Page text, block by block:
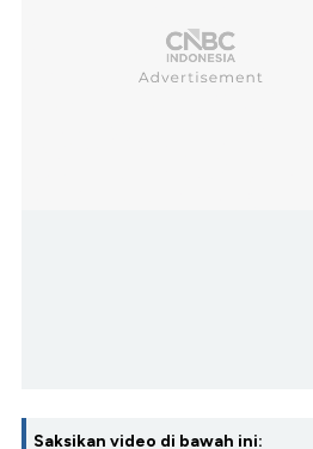
Saksikan video di bawah ini: